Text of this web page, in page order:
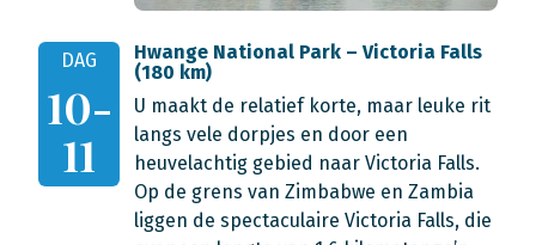
DAG
10-
11
Hwange National Park – Victoria Falls
(180 km)
U maakt de relatief korte, maar leuke rit
langs vele dorpjes en door een
heuvelachtig gebied naar Victoria Falls.
Op de grens van Zimbabwe en Zambia
liggen de spectaculaire Victoria Falls, die